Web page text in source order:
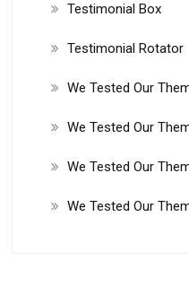
Testimonial Box
Testimonial Rotator
We Tested Our
We Tested Our
We Tested Our
We Tested Our